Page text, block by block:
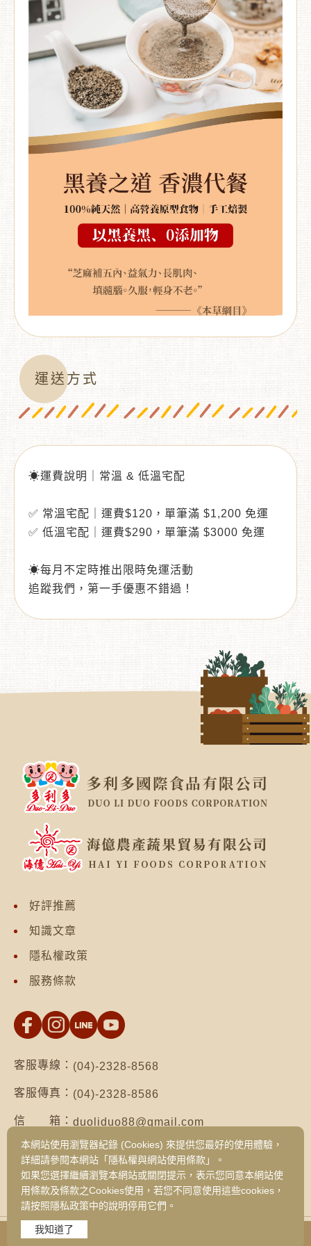
運送方式
☀運費說明｜常溫 & 低溫宅配
✅ 常溫宅配｜運費$120，單筆滿 $1,200 免運
✅ 低溫宅配｜運費$290，單筆滿 $3000 免運
☀每月不定時推出限時免運活動
追蹤我們，第一手優惠不錯過！
好評推薦
知識文章
隱私權政策
服務條款
客服專線： (04)-2328-8568
客服傳真： (04)-2328-8586
信 箱： duoliduo88@gmail.com
地 址：台南市仁德區保安路二段552號（台南總公
司）
台中市西區健行路1049號3樓之19（台中
旗艦門市）
Copyright © 2026 DUO LI DUO FOODS CORPORATION
本網站使用瀏覽器紀錄 (Cookies) 來提供您最好的使用體驗，
詳細請參閱本網站「隱私權與網站使用條款」。
如果您選擇繼續瀏覽本網站或關閉提示，表示您同意本網站使
用條款及條款之Cookies使用，若您不同意使用這些cookies，
請按照隱私政策中的說明停用它們。
我知道了